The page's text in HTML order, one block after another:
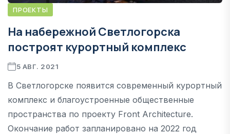
ПРОЕКТЫ
На набережной Светлогорска
построят курортный комплекс
5 АВГ. 2021
В Светлогорске появится современный курортный
комплекс и благоустроенные общественные
пространства по проекту Front Architecture.
Окончание работ запланировано на 2022 год